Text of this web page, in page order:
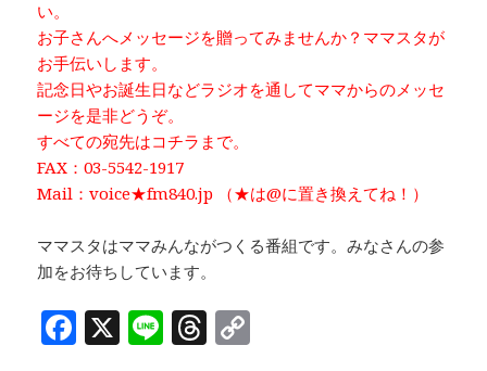
い。
お子さんへメッセージを贈ってみませんか？ママスタが
お手伝いします。
記念日やお誕生日などラジオを通してママからのメッセ
ージを是非どうぞ。
すべての宛先はコチラまで。
FAX：03-5542-1917
Mail：voice★fm840.jp （★は@に置き換えてね！）
ママスタはママみんながつくる番組です。みなさんの参
加をお待ちしています。
F X Li T